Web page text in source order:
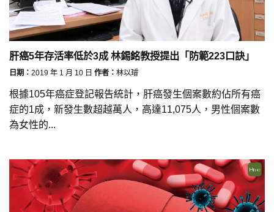
肝癌5年存活率低於3成 林錫銘教授提出「防範223口訣」
日期： 2019 年 1 月 10 日 作者： 林以璿
根據105年癌症登記報告統計，肝癌發生個案數約佔所有癌
症的1成，新發生數超越萬人，高達11,075人，男性個案數
為女性的...